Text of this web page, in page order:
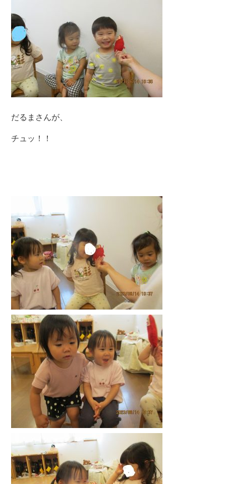
だるまさんが、
チュッ！！